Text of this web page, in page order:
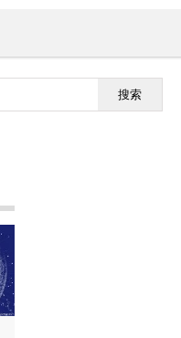
搜索